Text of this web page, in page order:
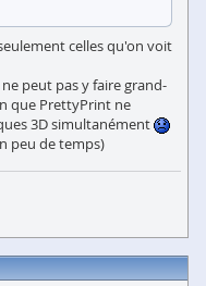
celles qu'on voit
peut pas y faire grand-
que PrettyPrint ne
3D simultanément
peu de temps)